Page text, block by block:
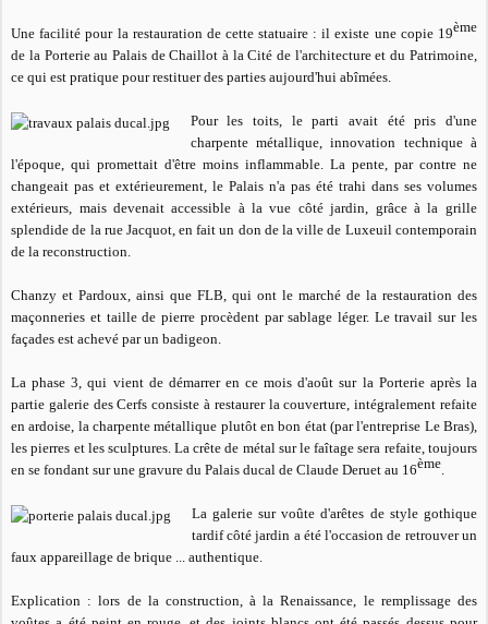
Une facilité pour la restauration de cette statuaire : il existe une copie 19ème
de la Porterie au Palais de Chaillot à la Cité de l'architecture et du Patrimoine,
ce qui est pratique pour restituer des parties aujourd'hui abîmées.
Pour les toits, le parti avait été pris d'une
charpente métallique, innovation technique à
l'époque, qui promettait d'être moins inflammable. La pente, par contre ne
changeait pas et extérieurement, le Palais n'a pas été trahi dans ses volumes
extérieurs, mais devenait accessible à la vue côté jardin, grâce à la grille
splendide de la rue Jacquot, en fait un don de la ville de Luxeuil contemporain
de la reconstruction.
Chanzy et Pardoux, ainsi que FLB, qui ont le marché de la restauration des
maçonneries et taille de pierre procèdent par sablage léger. Le travail sur les
façades est achevé par un badigeon.
La phase 3, qui vient de démarrer en ce mois d'août sur la Porterie après la
partie galerie des Cerfs consiste à restaurer la couverture, intégralement refaite
en ardoise, la charpente métallique plutôt en bon état (par l'entreprise Le Bras),
les pierres et les sculptures. La crête de métal sur le faîtage sera refaite, toujours
en se fondant sur une gravure du Palais ducal de Claude Deruet au 16ème.
La galerie sur voûte d'arêtes de style gothique
tardif côté jardin a été l'occasion de retrouver un
faux appareillage de brique ... authentique.
Explication : lors de la construction, à la Renaissance, le remplissage des